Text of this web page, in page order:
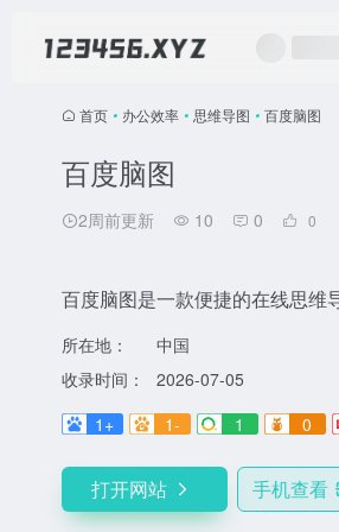
首页 • 办公效率 • 思维导图 • 百度脑图
百度脑图
2周前更新 10 0 0
百度脑图是一款便捷的在线思维
所在地：
中国
收录时间：
2026-07-05
1+
1- 1 0
打开网站 手机查看